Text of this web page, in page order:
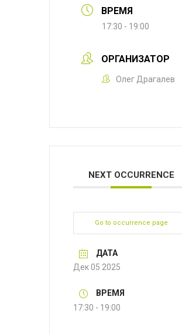
ВРЕМЯ
17:30 - 19:00
ОРГАНИЗАТОР
Олег Драгалев
NEXT OCCURRENCE
Go to occurrence page
ДАТА
Дек 05 2025
ВРЕМЯ
17:30 - 19:00